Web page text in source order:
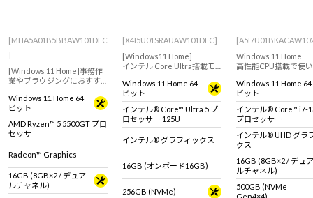
[MHA5A01B5BBAW101DEC
]
[Windows 11 Home]事務作
業やブラウジングにおすす
ップパソコン。【キーボー
ド・マウス標準付属】
Windows 11 Home 64
ビット
AMD Ryzen™ 5 5500GT プロ
セッサ
Radeon™ Graphics
16GB (8GB×2 / デュア
ルチャネル)
[X4I5U01SRAUAW101DEC]
[Windows11 Home]
インテル Core Ultra搭載モ
びにおすすめな14型ノート
PC！
Windows 11 Home 64
ビット
インテル® Core™ Ultra 5 プ
ロセッサー 125U
インテル® グラフィックス
16GB (オンボード16GB)
256GB (NVMe)
Windows 11 Home
高性能CPU搭載で使
ミング視聴など幅広
で活躍する15.6型ノ
PC！
Windows 11 Home 64
ビット
インテル® Core™ i7-
プロセッサー
インテル® UHD グラ
クス
16GB (8GB×2 / デュア
ルチャネル)
500GB (NVMe